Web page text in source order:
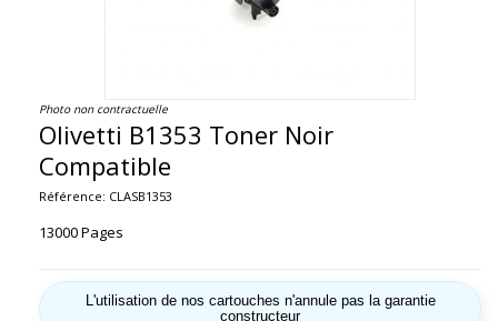
Photo non contractuelle
Olivetti B1353 Toner Noir
Compatible
Référence: CLASB1353
13000 Pages
L'utilisation de nos cartouches n'annule pas la garantie
constructeur